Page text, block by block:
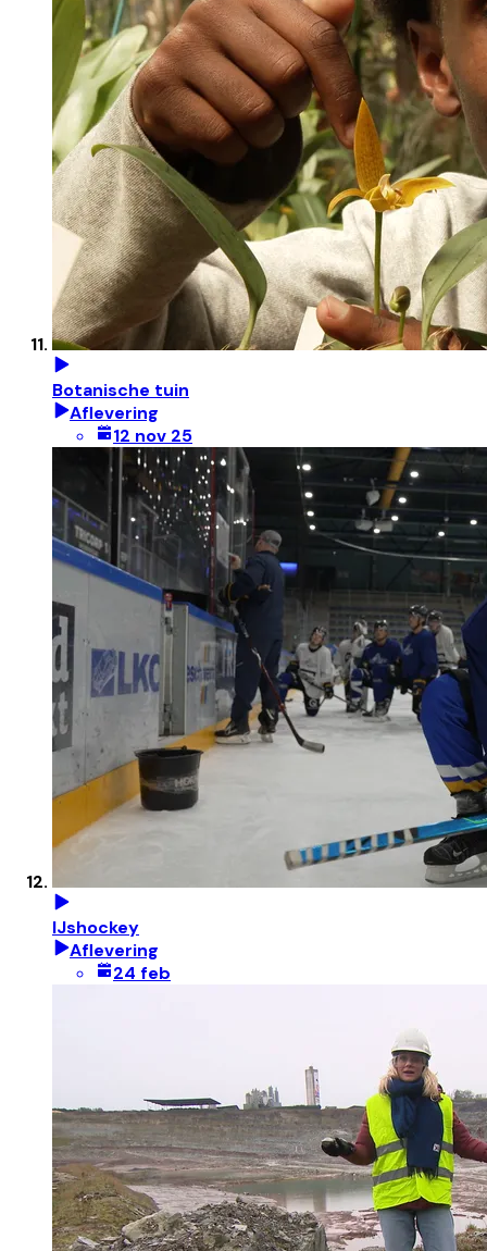
Botanische tuin
Aflevering
12 nov 25
IJshockey
Aflevering
24 feb